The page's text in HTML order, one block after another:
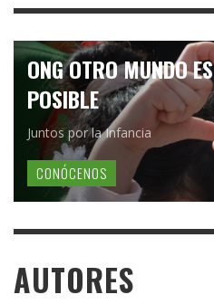
ONG OTRO MUNDO ES
POSIBLE
Juntos por la Infancia
CONÓCENOS
AUTORES